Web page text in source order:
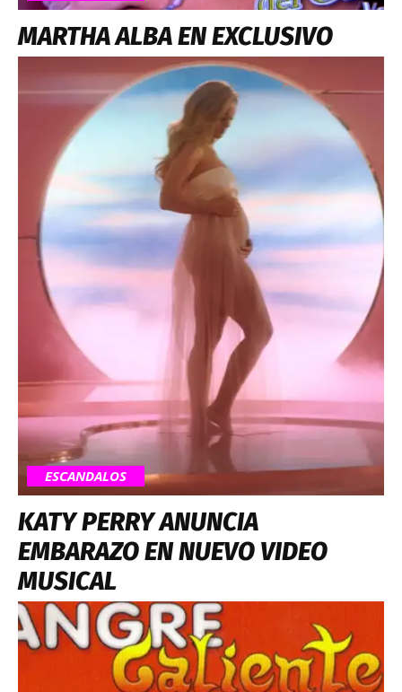
MARTHA ALBA EN EXCLUSIVO
ESCANDALOS
KATY PERRY ANUNCIA
EMBARAZO EN NUEVO VIDEO
MUSICAL